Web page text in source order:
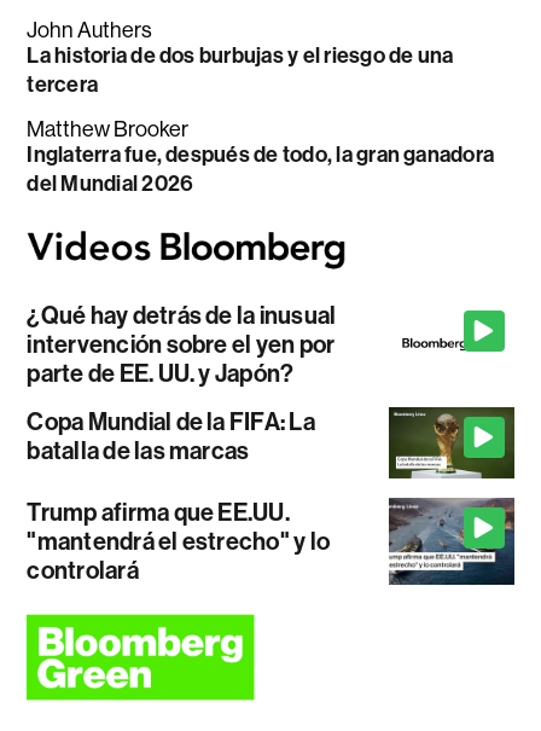
John Authers
La historia de dos burbujas y el riesgo de una
tercera
Matthew Brooker
Inglaterra fue, después de todo, la gran ganadora
del Mundial 2026
¿Qué hay detrás de la inusual
intervención sobre el yen por
parte de EE. UU. y Japón?
Copa Mundial de la FIFA: La
batalla de las marcas
Trump afirma que EE.UU.
"mantendrá el estrecho" y lo
controlará